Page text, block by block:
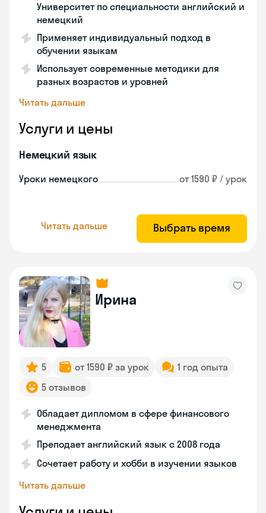
Университет по специальности английский и
немецкий
Применяет индивидуальный подход в
обучении языкам
Использует современные методики для
разных возрастов и уровней
Читать дальше
Услуги и цены
Немецкий язык
Уроки немецкого от 1590 ₽ / урок
Читать дальше Выбрать время
Ирина
5 от 1590 ₽ за урок
1 год опыта
5 отзывов
Обладает дипломом в сфере финансового
менеджмента
Преподает английский язык с 2008 года
Сочетает работу и хобби в изучении языков
Читать дальше